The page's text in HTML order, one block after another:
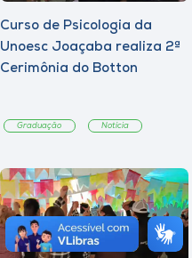
Curso de Psicologia da
Unoesc Joaçaba realiza 2ª
Cerimônia do Botton
Graduação Notícia